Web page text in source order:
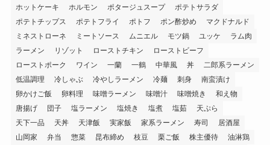
ホットケーキ ホルモン ポタージュスープ
ポテトサラダ
ポテトチップス
ポテトフライ ポトフ ポン酢炒め
マクドナルド
ミネストローネ
ミートソース ムニエル モツ鍋 ユッケ
ラム肉
ラーメン
リゾット ローストチキン
ローストビーフ
ローストポーク
ワイン 一蘭 一鶴 中華風 丼
二郎系ラーメン
低温調理
冷しゃぶ 冷やしラーメン 冷麺 刺身
南蛮漬け
卵かけご飯
卵料理 味噌ラーメン 味噌汁 味噌焼き
和え物
唐揚げ
団子 塩ラーメン 塩焼き 塩煮 塩茹
天ぷら
天下一品
天丼 天津飯 実家飯 家系ラーメン 寿司
居酒屋
山岡家
弁当 惣菜 昆布締め 枝豆 栗ご飯 株主優待
油淋鶏